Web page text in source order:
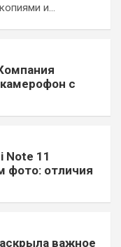
и…
с
Note 11
фото: отличия
важное